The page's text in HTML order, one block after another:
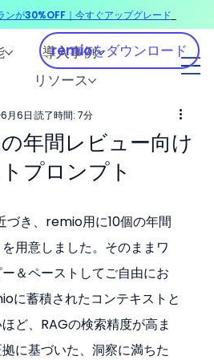
導入事例
リソース
remioをダウンロード
年間レビュー向け
プロンプト
6月6日 読了時間: 7分
づき、remio用に10個の年間
用意しました。そのままワ
＆ペーストしてご自由にお
に蓄積されたコンテキストと
ど、RAGの検索精度が高ま
に基づいた、洞察に満ちた
が30%OFF｜今すぐアップグレード